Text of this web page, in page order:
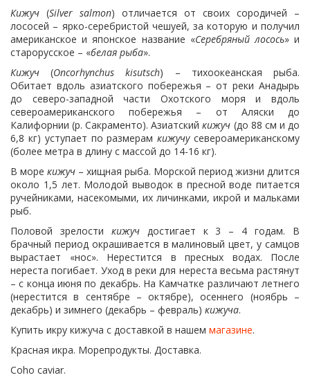
Кижуч (Silver salmon) отличается от своих сородичей –
лососей – ярко-серебристой чешуей, за которую и получил
американское и японское название «Серебряный лосось» и
старорусское – «белая рыба».
Кижуч (Oncorhynchus kisutsch) – тихоокеанская рыба.
Обитает вдоль азиатского побережья – от реки Анадырь
до северо-западной части Охотского моря и вдоль
североамериканского побережья – от Аляски до
Калифорнии (р. Сакраменто). Азиатскийкижуч (до 88 см и до
6,8 кг) уступает по размерамкижучусевероамериканскому
(более метра в длину с массой до 14-16 кг).
В море кижуч – хищная рыба. Морской период жизни длится
около 1,5 лет. Молодой выводок в пресной воде питается
ручейниками, насекомыми, их личинками, икрой и мальками
рыб.
Половой зрелости кижучдостигает к 3 – 4 годам. В
брачный период окрашивается в малиновый цвет, у самцов
вырастает «нос». Нерестится в пресных водах. После
нереста погибает. Уход в реки для нереста весьма растянут
– с конца июня по декабрь. На Камчатке различают летнего
(нерестится в сентябре – октябре), осеннего (ноябрь –
декабрь) и зимнего (декабрь – февраль) кижуча.
Купить икру кижуча с доставкой в нашем магазине.
Красная икра. Морепродукты. Доставка.
Coho caviar.